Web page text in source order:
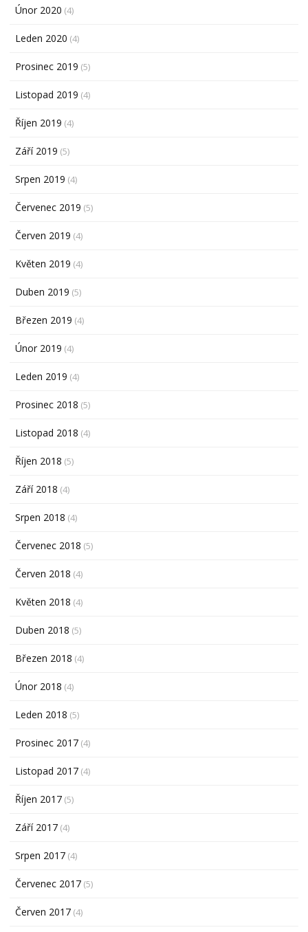
Únor 2020 (4)
Leden 2020 (4)
Prosinec 2019 (5)
Listopad 2019 (4)
Říjen 2019 (4)
Září 2019 (5)
Srpen 2019 (4)
Červenec 2019 (5)
Červen 2019 (4)
Květen 2019 (4)
Duben 2019 (5)
Březen 2019 (4)
Únor 2019 (4)
Leden 2019 (4)
Prosinec 2018 (5)
Listopad 2018 (4)
Říjen 2018 (5)
Září 2018 (4)
Srpen 2018 (4)
Červenec 2018 (5)
Červen 2018 (4)
Květen 2018 (4)
Duben 2018 (5)
Březen 2018 (4)
Únor 2018 (4)
Leden 2018 (5)
Prosinec 2017 (4)
Listopad 2017 (4)
Říjen 2017 (5)
Září 2017 (4)
Srpen 2017 (4)
Červenec 2017 (5)
Červen 2017 (4)